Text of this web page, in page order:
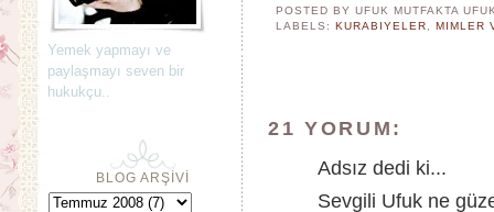
POSTED BY UFUK MUTFAKTA
LABELS:KURABIYELER ,MIMLER
21 YORUM:
Adsız dedi ki...
Sevgili Ufuk ne
Yemek yapmayı ve
paylaşmayı seven bir
hukukçu..
BLOG ARŞİVİ